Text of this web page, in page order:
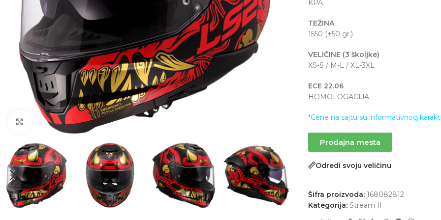
Uvećaj
KPA
TEŽINA
1550 (±50 gr.)
VELIČINE (3 školjke)
XS-S / M-L / XL-3XL
ECE 22.06
HOMOLOGACIJA
*Cene na sajtu su informativnog
Prodajna mesta
Odredi svoju veličinu
Šifra proizvoda: 168082812
Kategorija: Stream II